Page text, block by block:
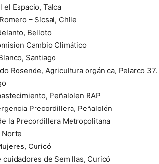
el Espacio, Talca
– Sicsal, Chile
Belloto
Cambio Climático
Santiago
Rosende, Agricultura orgánica, Pelarco
Peñalolen RAP
Precordillera, Peñalolén
la Precordillera Metropolitana
Norte
Curicó
de Semillas, Curicó